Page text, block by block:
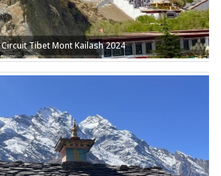
Circuit Tibet Mont Kailash 2024